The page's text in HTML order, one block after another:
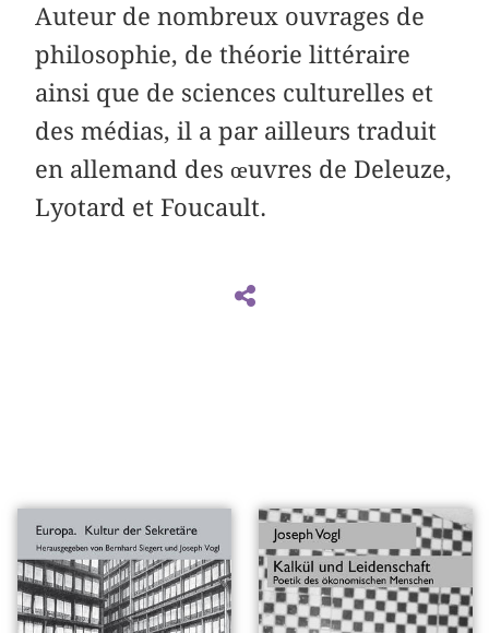
Auteur de nombreux ouvrages de
philosophie, de théorie littéraire
ainsi que de sciences culturelles et
des médias, il a par ailleurs traduit
en allemand des œuvres de Deleuze,
Lyotard et Foucault.